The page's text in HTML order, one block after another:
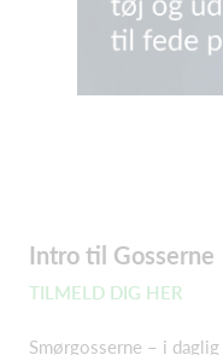
Intro til Gosserne
TILMELD DIG HER
Smørgosserne – i